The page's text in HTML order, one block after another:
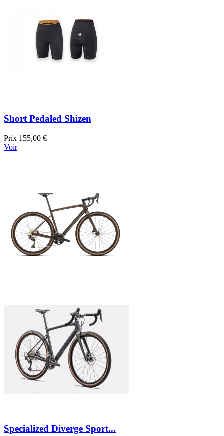
Short Pedaled Shizen
Prix 155,00 €
Voir
Specialized Diverge Sport...